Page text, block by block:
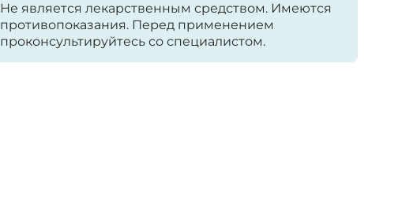
Не является лекарственным средством. Имеются
противопоказания. Перед применением
проконсультируйтесь со специалистом.